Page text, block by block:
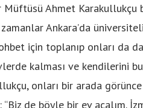
Ahmet Karakullukçu
Ankara’da
için toplanıp onları da
kalması ve kendilerini
onları bir arada
de böyle bir ev açalım.